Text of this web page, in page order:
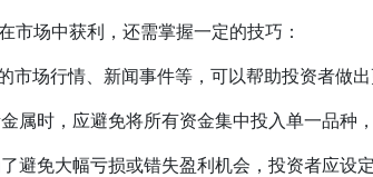
市场中获利，还需掌握一定的技巧：
市场行情、新闻事件等，可以帮助投资者做
属时，应避免将所有资金集中投入单一品种
避免大幅亏损或错失盈利机会，投资者应设